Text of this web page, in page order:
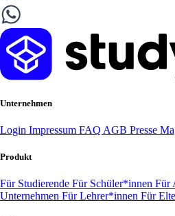
Unternehmen
Login Impressum FAQ AGB Presse
Produkt
Für Studierende Für Schüler*innen Für
Unternehmen Für Lehrer*innen Für